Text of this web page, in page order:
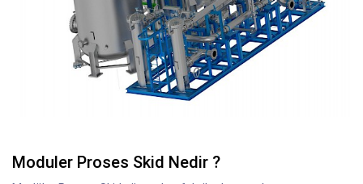
Moduler Proses Skid Nedir ?